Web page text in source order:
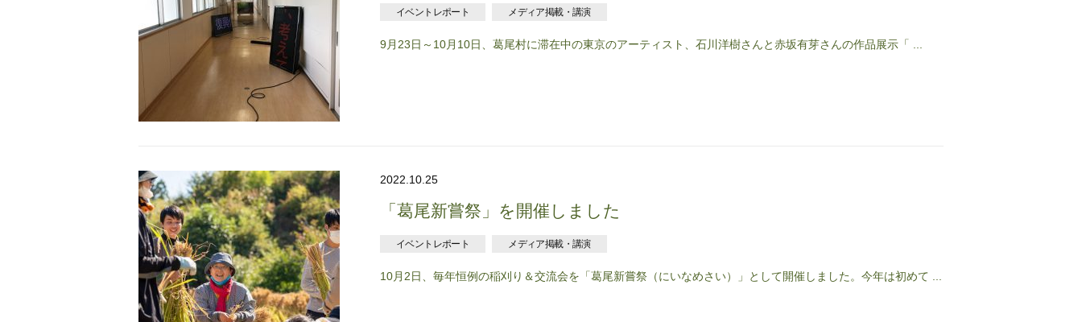
イベントレポート メディア掲載・講演
9月23日～10月10日、葛尾村に滞在中の東京のアーティスト、石川洋樹さんと赤坂有芽さんの作品展示「 ...
2022.10.25
「葛尾新嘗祭」を開催しました
イベントレポート メディア掲載・講演
10月2日、毎年恒例の稲刈り＆交流会を「葛尾新嘗祭（にいなめさい）」として開催しました。今年は初めて ...